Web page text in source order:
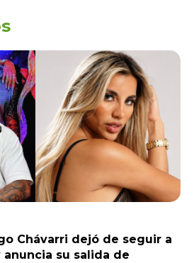
Chávarri dejó de seguir a
anuncia su salida de